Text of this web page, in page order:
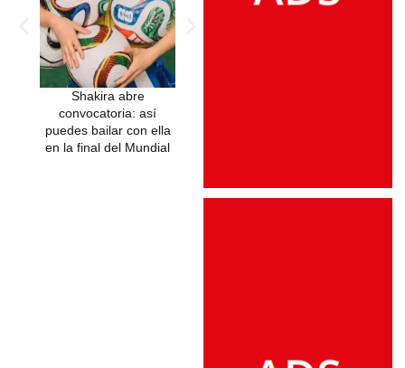
Shakira abre
convocatoria: así
puedes bailar con ella
en la final del Mundial